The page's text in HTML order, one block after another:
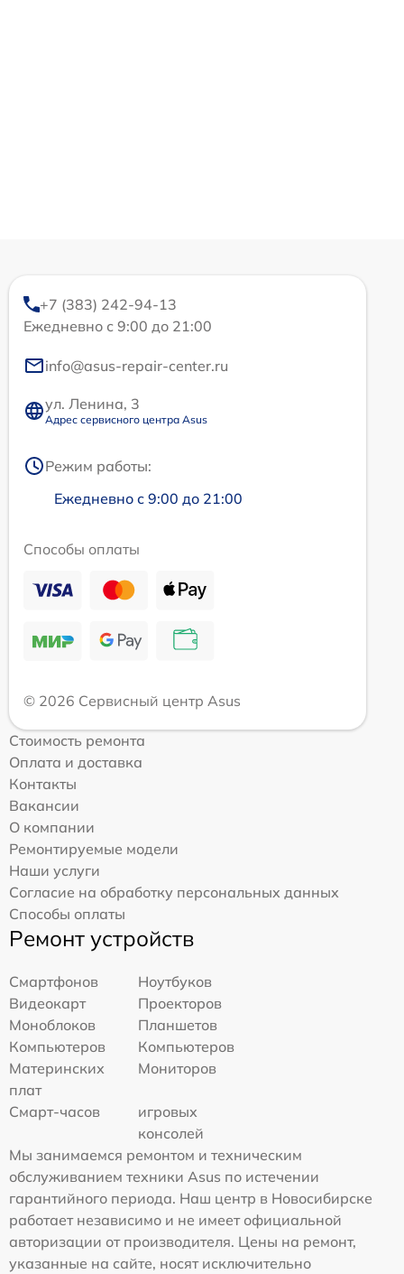
+7 (383) 242-94-13
Ежедневно с 9:00 до 21:00
info@asus-repair-center.ru
ул. Ленина, 3
Адрес сервисного центра Asus
Режим работы:
Ежедневно с 9:00 до 21:00
Способы оплаты
© 2026 Сервисный центр Asus
Стоимость ремонта
Оплата и доставка
Контакты
Вакансии
О компании
Ремонтируемые модели
Наши услуги
Согласие на обработку персональных данных
Способы оплаты
Ремонт устройств
Смартфонов
Ноутбуков
Видеокарт
Проекторов
Моноблоков
Планшетов
Компьютеров
Компьютеров
Материнских
плат
Мониторов
Смарт-часов
игровых
консолей
Мы занимаемся ремонтом и техническим
обслуживанием техники Asus по истечении
гарантийного периода. Наш центр в Новосибирске
работает независимо и не имеет официальной
авторизации от производителя. Цены на ремонт,
указанные на сайте, носят исключительно